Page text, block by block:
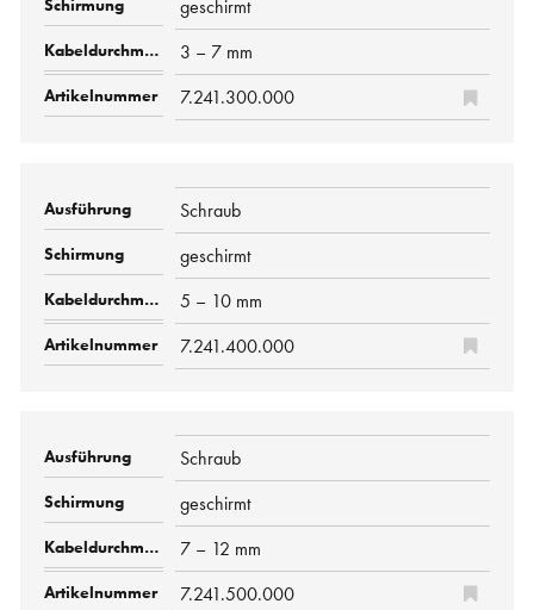
geschirmt
3 – 7 mm
7.241.300.000
Schraub
geschirmt
5 – 10 mm
7.241.400.000
Schraub
geschirmt
7 – 12 mm
7.241.500.000